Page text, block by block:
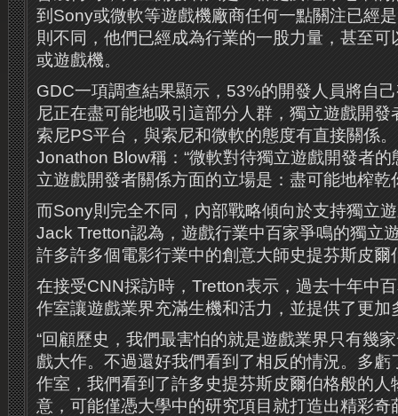
到Sony或微軟等遊戲機廠商任何一點關注已經
則不同，他們已經成為行業的一股力量，甚至
或遊戲機。
GDC一項調查結果顯示，53%的開發人員將自
尼正在盡可能地吸引這部分人群，獨立遊戲開
索尼PS平台，與索尼和微軟的態度有直接關係
Jonathon Blow稱：“微軟對待獨立遊戲開發者
立遊戲開發者關係方面的立場是：盡可能地榨乾
而Sony則完全不同，內部戰略傾向於支持獨立
Jack Tretton認為，遊戲行業中百家爭鳴的獨立
許多許多個電影行業中的創意大師史提芬斯皮爾
在接受CNN採訪時，Tretton表示，過去十年中
作室讓遊戲業界充滿生機和活力，並提供了更加
“回顧歷史，我們最害怕的就是遊戲業界只有幾
戲大作。不過還好我們看到了相反的情況。多
作室，我們看到了許多史提芬斯皮爾伯格般的人
意，可能僅憑大學中的研究項目就打造出精彩奇